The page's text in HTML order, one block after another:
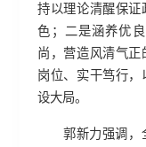
持以理论清醒保证
色；二是涵养优
尚，营造风清气正
岗位、实干笃行
设大局。
郭新力强调，